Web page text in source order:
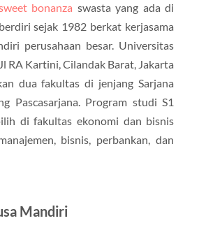
bonanza swasta yang ada di
sejak 1982 berkat kerjasama
perusahaan besar. Universitas
RA Kartini, Cilandak Barat, Jakarta
dua fakultas di jenjang Sarjana
Pascasarjana. Program studi S1
di fakultas ekonomi dan bisnis
bisnis, perbankan, dan
Mandiri